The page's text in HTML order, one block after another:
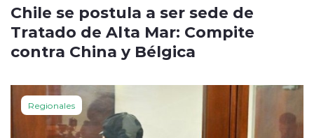
Chile se postula a ser sede de
Tratado de Alta Mar: Compite
contra China y Bélgica
Regionales